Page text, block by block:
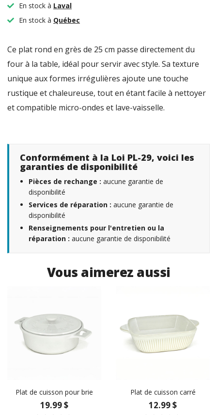
En stock à Laval
En stock à Québec
Ce plat rond en grès de 25 cm passe directement du
four à la table, idéal pour servir avec style. Sa texture
unique aux formes irrégulières ajoute une touche
rustique et chaleureuse, tout en étant facile à nettoyer
et compatible micro-ondes et lave-vaisselle.
Conformément à la Loi PL-29, voici les
garanties de disponibilité
Pièces de rechange : aucune garantie de
disponibilité
Services de réparation : aucune garantie de
disponibilité
Renseignements pour l'entretien ou la
réparation : aucune garantie de disponibilité
Vous aimerez aussi
Plat de cuisson pour brie
19.99 $
Plat de cuisson carré
12.99 $